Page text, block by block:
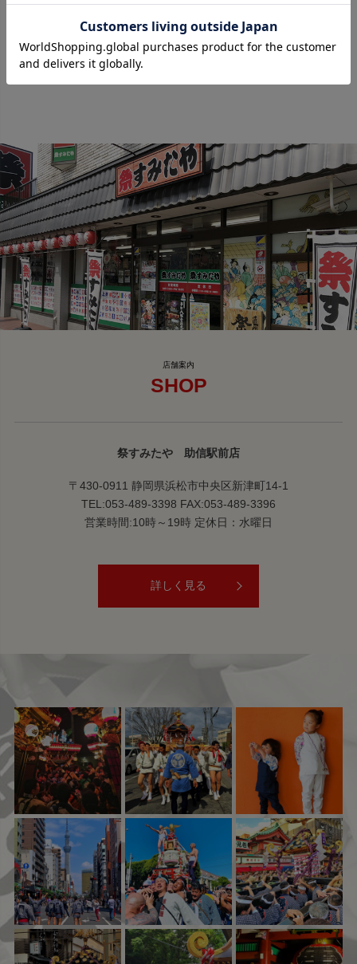
:ネット通販定休日
:お店の定休日
SHOP
祭すみたや 助信駅前店
〒430-0911 静岡県浜松市中央区新津町14-1
TEL:053-489-3398 FAX:053-489-3396
営業時間:10時～19時 定休日：水曜日
詳しく見る